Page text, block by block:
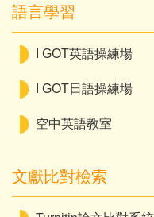
語言學習
I GOT英語操練場
I GOT日語操練場
空中英語教室
文獻比對檢索